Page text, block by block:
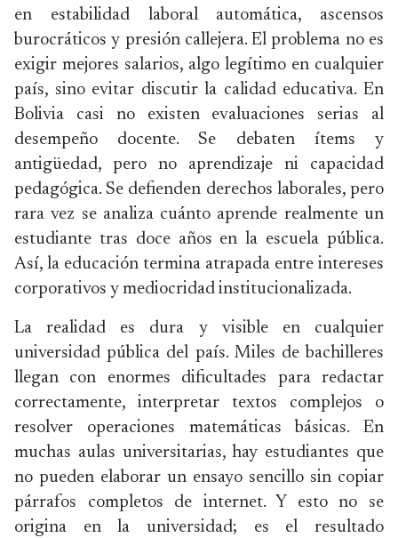
en estabilidad laboral automática, ascensos
burocráticos y presión callejera. El problema no es
exigir mejores salarios, algo legítimo en cualquier
país, sino evitar discutir la calidad educativa. En
Bolivia casi no existen evaluaciones serias al
desempeño docente. Se debaten ítems y
antigüedad, pero no aprendizaje ni capacidad
pedagógica. Se defienden derechos laborales, pero
rara vez se analiza cuánto aprende realmente un
estudiante tras doce años en la escuela pública.
Así, la educación termina atrapada entre intereses
corporativos y mediocridad institucionalizada.
La realidad es dura y visible en cualquier
universidad pública del país. Miles de bachilleres
llegan con enormes dificultades para redactar
correctamente, interpretar textos complejos o
resolver operaciones matemáticas básicas. En
muchas aulas universitarias, hay estudiantes que
no pueden elaborar un ensayo sencillo sin copiar
párrafos completos de internet. Y esto no se
origina en la universidad; es el resultado